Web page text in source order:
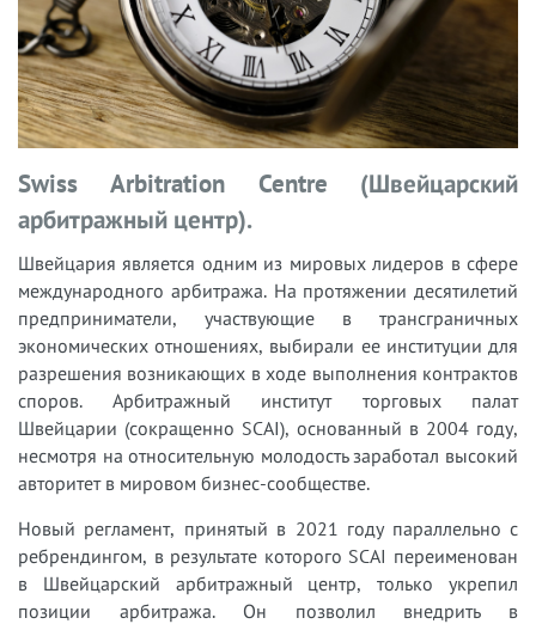
Swiss Arbitration Centre (Швейцарский
арбитражный центр).
Швейцария является одним из мировых лидеров в сфере
международного арбитража. На протяжении десятилетий
предприниматели, участвующие в трансграничных
экономических отношениях, выбирали ее институции для
разрешения возникающих в ходе выполнения контрактов
споров. Арбитражный институт торговых палат
Швейцарии (сокращенно SCAI), основанный в 2004 году,
несмотря на относительную молодость заработал высокий
авторитет в мировом бизнес-сообществе.
Новый регламент, принятый в 2021 году параллельно с
ребрендингом, в результате которого SCAI переименован
в Швейцарский арбитражный центр, только укрепил
позиции арбитража. Он позволил внедрить в